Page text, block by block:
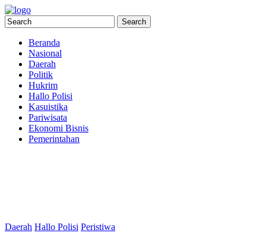
Beranda
Nasional
Daerah
Politik
Hukrim
Hallo Polisi
Kasuistika
Pariwisata
Ekonomi Bisnis
Pemerintahan
Daerah Hallo Polisi Peristiwa